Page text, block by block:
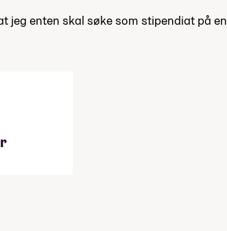
jeg enten skal søke som stipendiat på en